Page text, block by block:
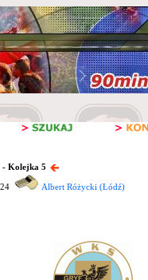
- Kolejka 5
Albert Różycki (Łódź)